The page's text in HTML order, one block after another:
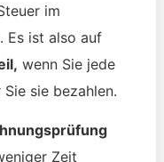
im
Es ist also auf
wenn Sie jede
sie bezahlen.
Zeit